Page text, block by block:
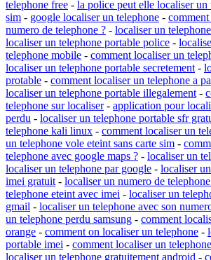
telephone free - la police peut elle localiser un
sim - google localiser un telephone -
numero de telephone ? - localiser un
localiser un telephone portable police -
telephone mobile - comment localiser un
localiser un telephone portable secretement -
protable - comment localiser un telephone a
localiser un telephone portable illegalement -
telephone sur localiser- application pour
perdu - localiser un telephone portable sfr
telephone kali linux - comment localiser un
un telephone vole eteint sans carte sim -
telephone avec google maps ? - localiser un
localiser un telephone par google - localiser
imei gratuit - localiser un numero de
telephone eteint avec imei - localiser un
gmail - localiser un telephone avec son
un telephone perdu samsung - comment
orange - comment on localiser un telephone -
portable imei - comment localiser un
localiser un telephone gratuitement android -